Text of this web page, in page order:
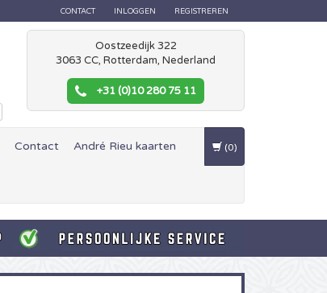
CONTACT INLOGGEN REGISTREREN
Oostzeedijk 322
3063 CC, Rotterdam, Nederland
+31 (0)10 280 75 11
Contact André Rieu kaarten (0)